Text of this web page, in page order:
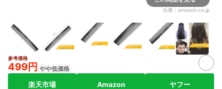
出典： amazon.co.jp
参考価格
499円 やや低価格
楽天市場 Amazon ヤフー